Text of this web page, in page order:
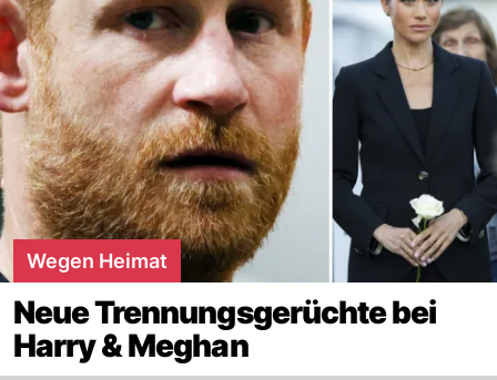
Wegen Heimat
Neue Trennungsgerüchte bei
Harry & Meghan